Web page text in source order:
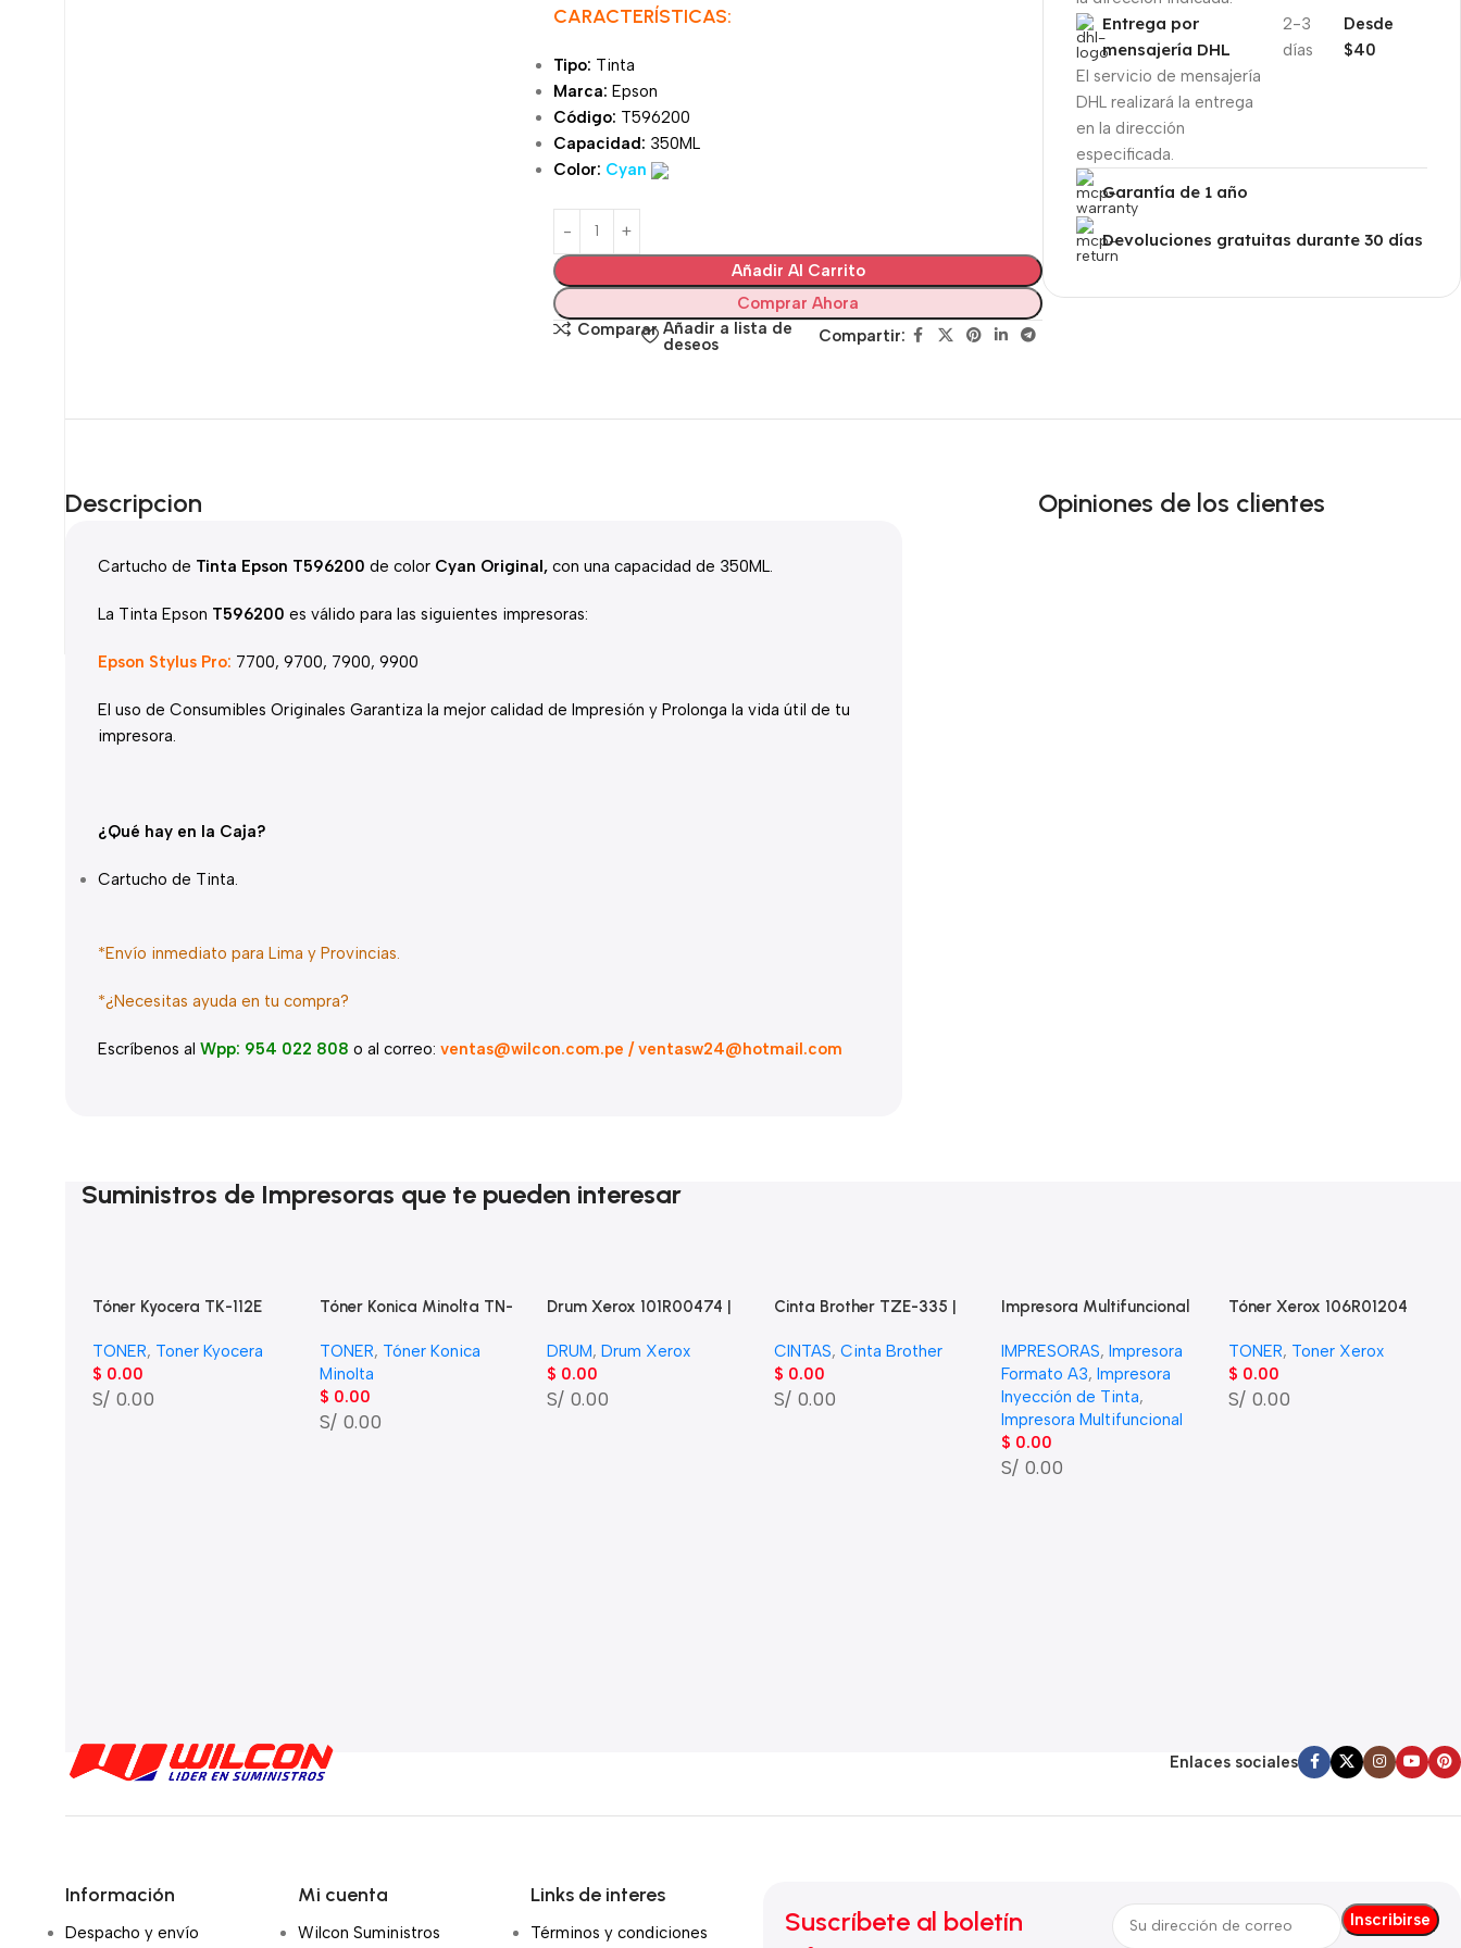
CARACTERÍSTICAS:
Tipo: Tinta
Marca:Epson
Código: T596200
Capacidad: 350ML
Color: Cyan
Añadir Al Carrito
Comprar Ahora
Comparar Añadir a lista de
deseos
Compartir:
Entrega por
mensajería DHL
El servicio de mensajería
DHL realizará la entrega
en la dirección
especificada.
2-3
días
Desde
$40
Garantía de 1 año
Devoluciones gratuitas durante 30 días
Descripcion
Cartucho de Tinta Epson T596200 de color Cyan Original, con una capacidad de 350ML.
La Tinta Epson T596200 es válido para las siguientes impresoras:
Epson Stylus Pro: 7700, 9700, 7900, 9900
El uso de Consumibles Originales Garantiza la mejor calidad de Impresión y Prolonga la vida útil de tu
impresora.
¿Qué hay en la Caja?
Cartucho de Tinta.
*Envío inmediato para Lima y Provincias.
*¿Necesitas ayuda en tu compra?
Escríbenos al Wpp: 954 022 808 o al correo: ventas@wilcon.com.pe / ventasw24@hotmail.com
Opiniones de los clientes
Suministros de Impresoras que te pueden interesar
Tóner Kyocera TK-112E
TONER, Toner Kyocera
$ 0.00
S/ 0.00
Tóner Konica Minolta TN-
C200 (18,500 Pag)
TONER, Tóner Konica
Minolta
$ 0.00
S/ 0.00
Drum Xerox 101R00474 |
3215, 3225 (10,000 Pág)
DRUM, Drum Xerox
$ 0.00
S/ 0.00
Cinta Brother TZE-335 |
(1/2″) x 8 mts.
CINTAS, Cinta Brother
$ 0.00
S/ 0.00
Impresora Multifuncional
L8180 A3+
IMPRESORAS, Impresora
Formato A3, Impresora
Inyección de Tinta,
Impresora Multifuncional
$ 0.00
S/ 0.00
Tóner Xerox 106R01204
6110MFP (1,000 Pag)
TONER, Toner Xerox
$ 0.00
S/ 0.00
Enlaces sociales
Información
Despacho y envío
Mi cuenta
Wilcon Suministros
Links de interes
Términos y condiciones
Suscríbete al boletín